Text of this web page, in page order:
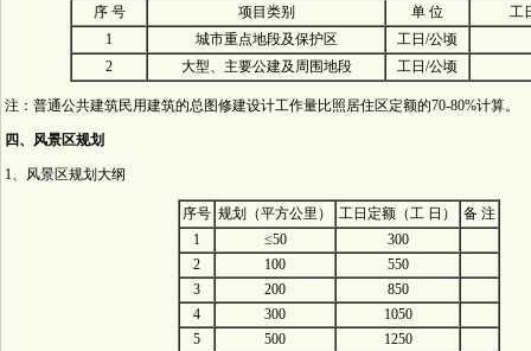
序 号 项目类别 单 位
工
1
城市重点地段及保护区
工日/公顷
2
大型、主要公建及周围地段 工日/公顷
注：普通公共建筑民用建筑的总图修建设计工作量比照居住区定额的70-80%计算。
四、风景区规划
1、风景区规划大纲
序号 规划（平方公里） 工日定额（工 日）
备 注
1
≤50
300
2
100
550
3
200
850
4
300
1050
5
500
1250